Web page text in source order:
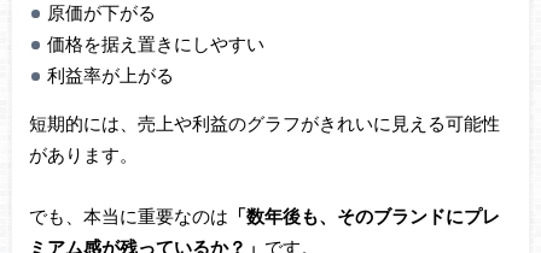
原価が下がる
価格を据え置きにしやすい
利益率が上がる
短期的には、売上や利益のグラフがきれいに見える可能性
があります。
でも、本当に重要なのは 「数年後も、そのブランドにプレ
ミアム感が残っているか？」 です。